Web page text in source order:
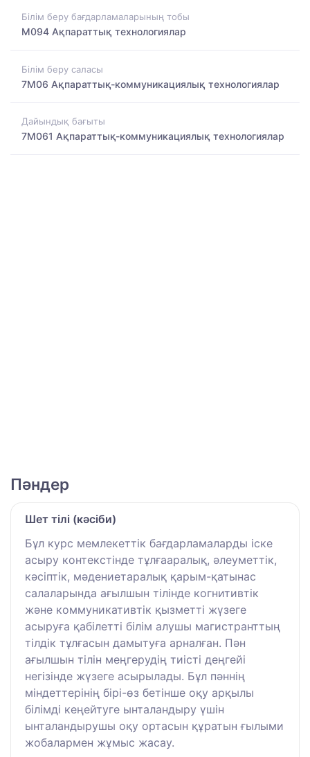
Білім беру бағдарламаларының тобы
M094 Ақпараттық технологиялар
Білім беру саласы
7M06 Ақпараттық-коммуникациялық технологиялар
Дайындық бағыты
7M061 Ақпараттық-коммуникациялық технологиялар
Пәндер
Шет тілі (кәсіби)
Бұл курс мемлекеттік бағдарламаларды іске
асыру контекстінде тұлғааралық, әлеуметтік,
кәсіптік, мәдениетаралық қарым-қатынас
салаларында ағылшын тілінде когнитивтік
және коммуникативтік қызметті жүзеге
асыруға қабілетті білім алушы магистранттың
тілдік тұлғасын дамытуға арналған. Пән
ағылшын тілін меңгерудің тиісті деңгейі
негізінде жүзеге асырылады. Бұл пәннің
міндеттерінің бірі-өз бетінше оқу арқылы
білімді кеңейтуге ынталандыру үшін
ынталандырушы оқу ортасын құратын ғылыми
жобалармен жұмыс жасау.